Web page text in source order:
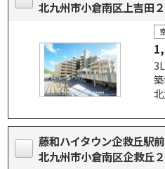
北九州市小倉南区上吉田
藤和ハイタウン企救丘駅
北九州市小倉南区企救丘